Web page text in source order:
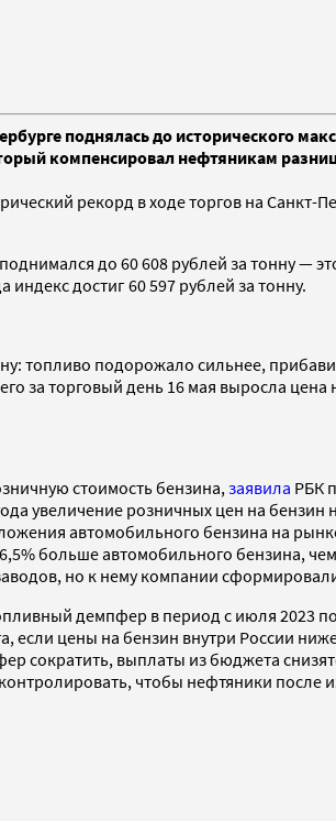
поднялась до исторического
компенсировал нефтяникам
рекорд в ходе торгов на
до 60 608 рублей за тонну
индекс достиг 60 597 рублей за тонну.
топливо подорожало сильнее,
за торговый день 16 мая выросла
стоимость бензина, заявила РБК
увеличение розничных цен на
автомобильного бензина на
больше автомобильного бензина,
но к нему компании
демпфер в период с июля 2023
цены на бензин внутри России
сократить, выплаты из бюджета
чтобы нефтяники